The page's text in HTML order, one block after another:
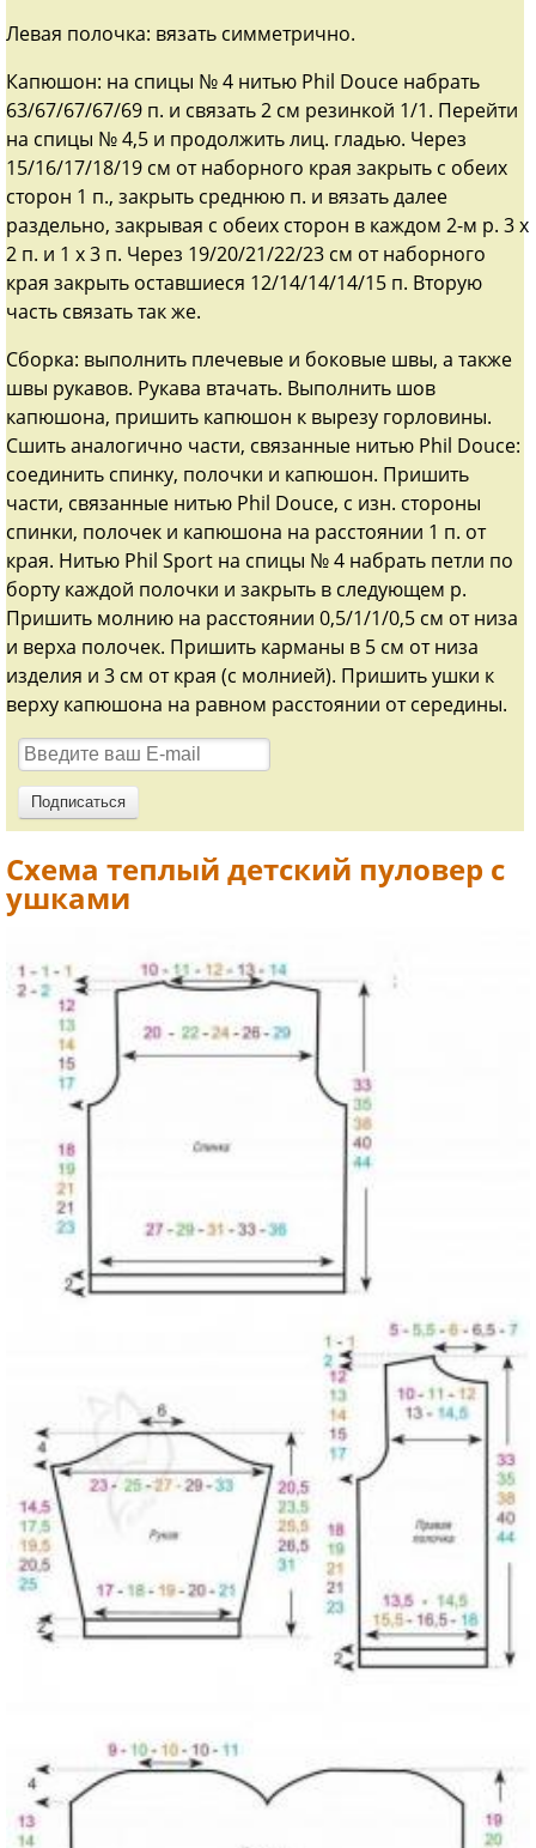
Левая полочка: вязать симметрично.
Капюшон: на спицы № 4 нитью Phil Douce набрать
63/67/67/67/69 п. и связать 2 см резинкой 1/1. Перейти
на спицы № 4,5 и продолжить лиц. гладью. Через
15/16/17/18/19 см от наборного края закрыть с обеих
сторон 1 п., закрыть среднюю п. и вязать далее
раздельно, закрывая с обеих сторон в каждом 2-м р. 3 х
2 п. и 1 х 3 п. Через 19/20/21/22/23 см от наборного
края закрыть оставшиеся 12/14/14/14/15 п. Вторую
часть связать так же.
Сборка: выполнить плечевые и боковые швы, а также
швы рукавов. Рукава втачать. Выполнить шов
капюшона, пришить капюшон к вырезу горловины.
Сшить аналогично части, связанные нитью Phil Douce:
соединить спинку, полочки и капюшон. Пришить
части, связанные нитью Phil Douce, с изн. стороны
спинки, полочек и капюшона на расстоянии 1 п. от
края. Нитью Phil Sport на спицы № 4 набрать петли по
борту каждой полочки и закрыть в следующем р.
Пришить молнию на расстоянии 0,5/1/1/0,5 см от низа
и верха полочек. Пришить карманы в 5 см от низа
изделия и 3 см от края (с молнией). Пришить ушки к
верху капюшона на равном расстоянии от середины.
Схема теплый детский пуловер с
ушками